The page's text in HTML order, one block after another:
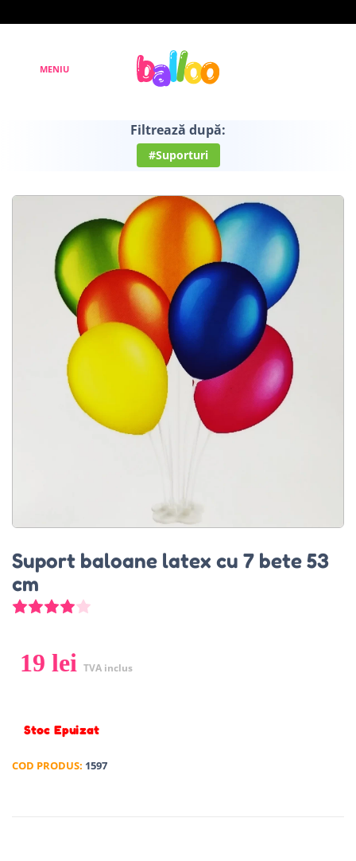
Filtrează după:
#Suporturi
Suport baloane latex cu 7 bete 53
cm
Evaluat la
19 lei TVA inclus
Stoc Epuizat
COD PRODUS: 1597